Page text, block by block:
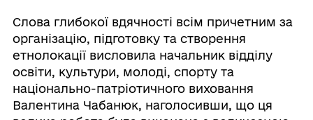
Слова глибокої вдячності всім причетним за
організацію, підготовку та створення
етнолокації висловила начальник відділу
освіти, культури, молоді, спорту та
національно-патріотичного виховання
Валентина Чабанюк, наголосивши, що ця